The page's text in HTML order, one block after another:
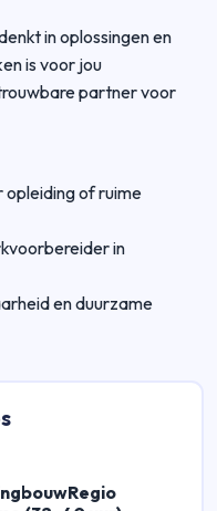
in oplossingen en
is voor jou
partner voor
opleiding of ruime
in
en duurzame